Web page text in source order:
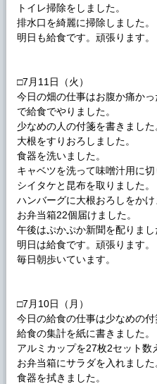
トイレ掃除をしました。
排水口を綺麗に掃除しました。
明日も給食です。頑張ります。
□7月11日（火）
今日の畑の仕事はお腹か痛か
で給食でやりました。
少なめの人の付箋を書きました
大根をすりおろしました。
食器を洗いました。
キャベツを洗って味噌汁用に切
シイタケと昆布を取りました。
ハンバーグに大根おろしをかけ
お弁当箱22個届けました。
午後はぷかぷか新聞を配りまし
明日は給食です。頑張ります。
毎日朝歩いています。
□7月10日（月）
今日の給食の仕事は少なめの付
給食の集計を紙に書きました。
アルミカップを27枚2セット数
お弁当箱にサラダを入れました
食器を拭きました。